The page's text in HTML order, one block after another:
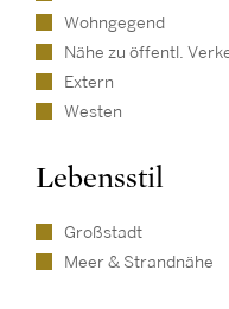
Wohngegend
Nähe zu öffentl.
Extern
Westen
Lebensstil
Großstadt
Meer & Strandnähe